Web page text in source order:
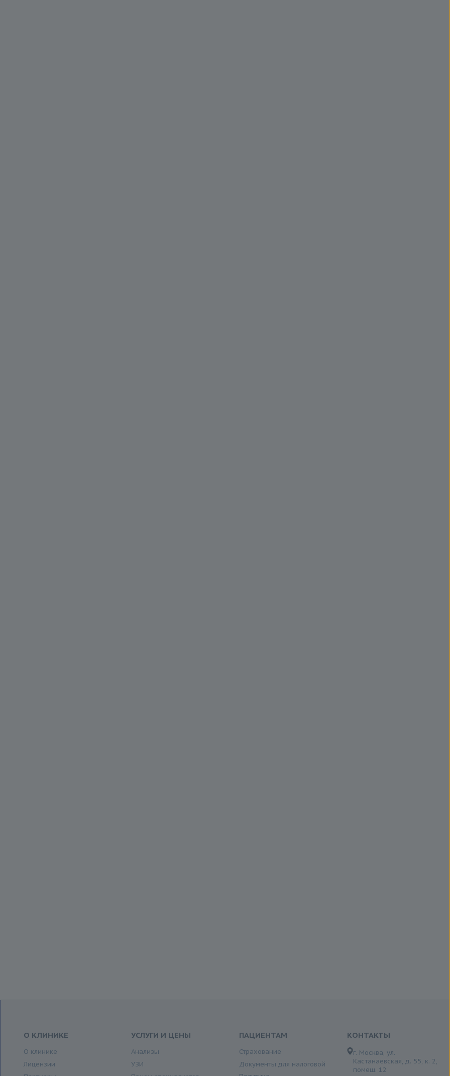
О КЛИНИКЕ
О клинике
Лицензии
УСЛУГИ И ЦЕНЫ
Анализы
УЗИ
ПАЦИЕНТАМ
Страхование
Документы для налоговой
КОНТАКТЫ
г. Москва, ул.
Кастанаевская, д. 55, к. 2,
помещ. 12